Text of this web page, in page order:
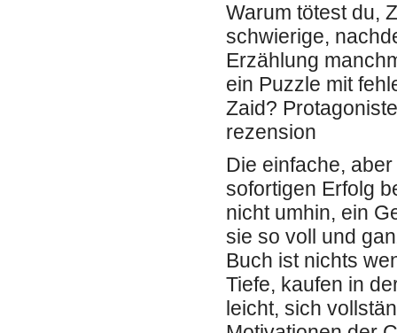
Warum tötest du,
schwierige,
Erzählung
ein Puzzle mit
Zaid?
rezension
Die einfache,
sofortigen Erfolg
nicht umhin, ein
sie so voll und
Buch ist nichts
Tiefe, kaufen in
leicht, sich